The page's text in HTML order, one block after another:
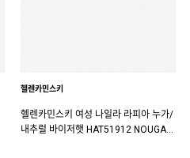
헬렌카민스키
헬렌카민스키 여성 나일라 라피아 누가/
내추럴 바이저햇 HAT51912 NOUGAT